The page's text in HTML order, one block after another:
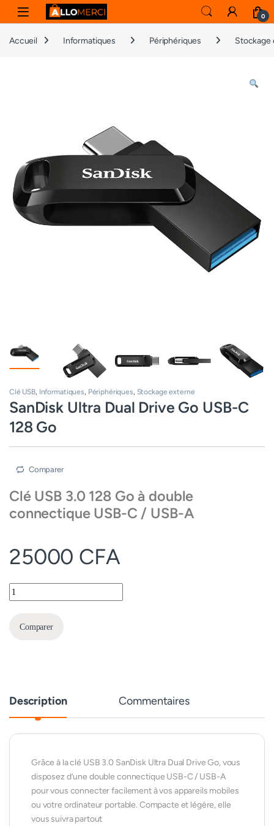
Skip to navigation
Skip to content
0
Accueil Informatiques Périphériques Stockage
Clé USB, Informatiques, Périphériques, Stockage externe
SanDisk Ultra Dual Drive Go USB-C
128 Go
Comparer
Clé USB 3.0 128 Go à double
connectique USB-C / USB-A
25000 CFA
SanDisk Ultra Dual Drive Go USB-C 128 Go quantity
Comparer
Description Commentaires
Grâce à la clé USB 3.0 SanDisk Ultra Dual Drive Go, vous
disposez d’une double connectique USB-C / USB-A
pour vous connecter facilement à vos appareils mobiles
ou votre ordinateur portable. Compacte et légère, elle
vous suivra partout